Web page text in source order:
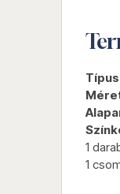
1
1